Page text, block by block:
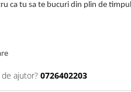
ca tu sa te bucuri din plin de
ajutor? 0726402203